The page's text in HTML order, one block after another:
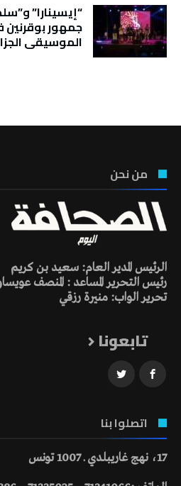
“إيسينارا”
جمهور
الموسيقى
من نحن
الرئيس المدير العام: سعيد بن كريم
رئيس التحرير المساعد : المنصف
تحرير الواب: منيرة رزقي
تابعونا
اتصلوا بنا
17، نهج غاريبلدي ـ 1007 تونس